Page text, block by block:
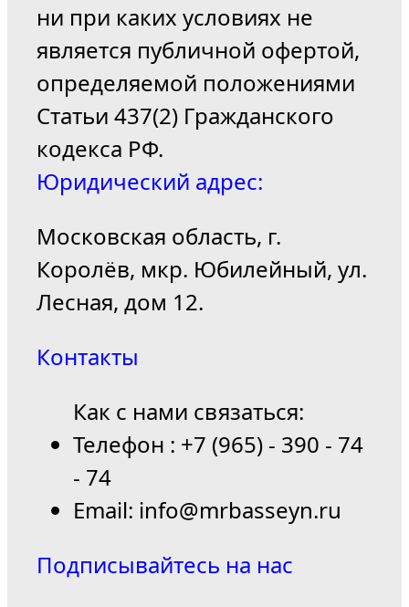
ни при каких условиях не
является публичной офертой,
определяемой положениями
Статьи 437(2) Гражданского
кодекса РФ.
Юридический адрес:
Московская область, г.
Королёв, мкр. Юбилейный, ул.
Лесная, дом 12.
Контакты
Как с нами связаться:
Телефон : +7 (965) - 390 - 74
- 74
Email: info@mrbasseyn.ru
Подписывайтесь на нас